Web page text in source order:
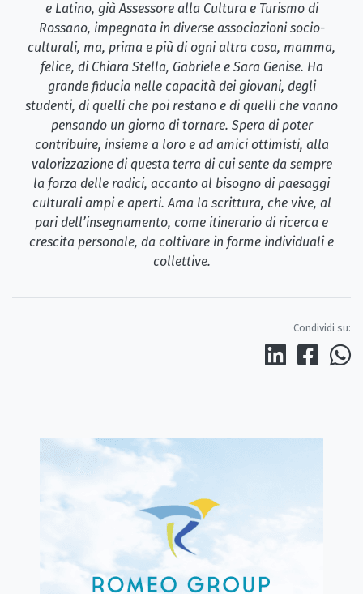
e Latino, già Assessore alla Cultura e Turismo di
Rossano, impegnata in diverse associazioni socio-
culturali, ma, prima e più di ogni altra cosa, mamma,
felice, di Chiara Stella, Gabriele e Sara Genise. Ha
grande fiducia nelle capacità dei giovani, degli
studenti, di quelli che poi restano e di quelli che vanno
pensando un giorno di tornare. Spera di poter
contribuire, insieme a loro e ad amici ottimisti, alla
valorizzazione di questa terra di cui sente da sempre
la forza delle radici, accanto al bisogno di paesaggi
culturali ampi e aperti. Ama la scrittura, che vive, al
pari dell’insegnamento, come itinerario di ricerca e
crescita personale, da coltivare in forme individuali e
collettive.
Condividi su: